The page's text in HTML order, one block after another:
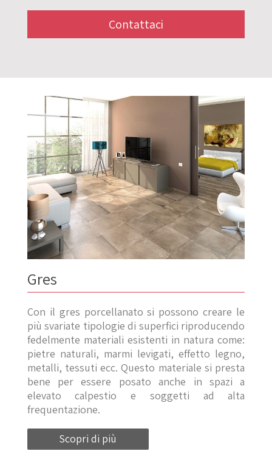
Contattaci
Gres
Con il gres porcellanato si possono creare le
più svariate tipologie di superfici riproducendo
fedelmente materiali esistenti in natura come:
pietre naturali, marmi levigati, effetto legno,
metalli, tessuti ecc. Questo materiale si presta
bene per essere posato anche in spazi a
elevato calpestio e soggetti ad alta
frequentazione.
Scopri di più